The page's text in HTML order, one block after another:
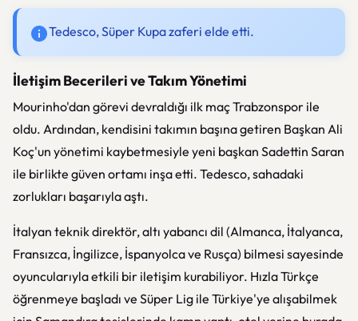
Tedesco, Süper Kupa zaferi elde etti.
İletişim Becerileri ve Takım Yönetimi
Mourinho'dan görevi devraldığı ilk maç Trabzonspor ile
oldu. Ardından, kendisini takımın başına getiren Başkan Ali
Koç'un yönetimi kaybetmesiyle yeni başkan Sadettin Saran
ile birlikte güven ortamı inşa etti. Tedesco, sahadaki
zorlukları başarıyla aştı.
İtalyan teknik direktör, altı yabancı dil (Almanca, İtalyanca,
Fransızca, İngilizce, İspanyolca ve Rusça) bilmesi sayesinde
oyuncularıyla etkili bir iletişim kurabiliyor. Hızla Türkçe
öğrenmeye başladı ve Süper Lig ile Türkiye'ye alışabilmek